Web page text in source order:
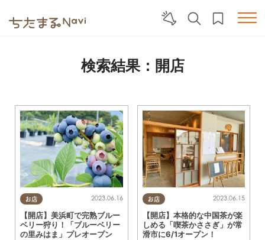
検索結果：開店
お店 2023.06.16
【開店】美浜町で完熟ブルー
ベリー狩り！「ブルーベリー
の里みはま」プレオープン
お店 2023.06.15
【開店】本格的な中国茶が楽
しめる「喫茶かささぎ」が常
滑市に6/1オープン！